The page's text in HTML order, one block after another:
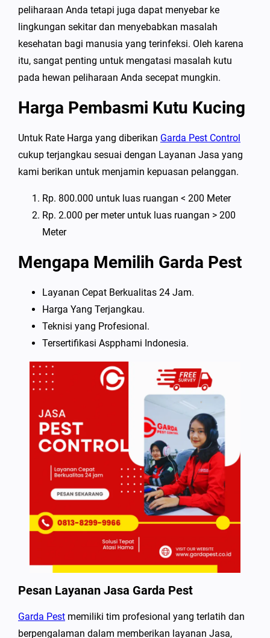
peliharaan Anda tetapi juga dapat menyebar ke
lingkungan sekitar dan menyebabkan masalah
kesehatan bagi manusia yang terinfeksi. Oleh karena
itu, sangat penting untuk mengatasi masalah kutu
pada hewan peliharaan Anda secepat mungkin.
Harga Pembasmi Kutu Kucing
Untuk Rate Harga yang diberikan Garda Pest Control
cukup terjangkau sesuai dengan Layanan Jasa yang
kami berikan untuk menjamin kepuasan pelanggan.
Rp. 800.000 untuk luas ruangan < 200 Meter
Rp. 2.000 per meter untuk luas ruangan > 200
Meter
Mengapa Memilih Garda Pest
Layanan Cepat Berkualitas 24 Jam.
Harga Yang Terjangkau.
Teknisi yang Profesional.
Tersertifikasi Aspphami Indonesia.
Pesan Layanan Jasa Garda Pest
Garda Pest memiliki tim profesional yang terlatih dan
berpengalaman dalam memberikan layanan Jasa,